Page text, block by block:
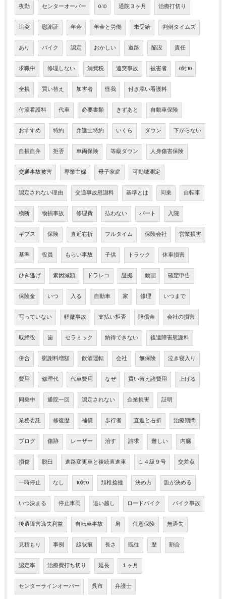
夜勤 センターオーバー 0:10 通院３ヶ月 治療打切り
追突 慰謝証 年金 年金と労働 未受給 判例タイムズ
あり バイク 認定 おかしい 道路 陥没 責任
求職中 修理しない 消費税 追突事故 被害者 0対10
全損 買い替え 加害者 怪我 付き添い看護料
付添看護料 代車 必要書類 きずあと 自動車保険
おすすめ 特約 弁護士特約 いくら ダウン 下がらない
自損自弁 拒否 車両保険 等級ダウン 人身傷害保険
交通事故被害 専業主婦 母子家庭 可動域測定
認定されない理由 交通事故慰謝料 基準とは 同乗 自転車
横断 物損事故 修理費 払わない パート 入院
ギブス 保険 直近右折 フルタイム 保険会社 営業損害
基準 役員 もらい事故 子供 トラック 休車損害
ひき逃げ 素因減額 ドラレコ 証拠 動画 確定申告
保険金 いつ 入る 自動車 家 修理 いつまで
写っていない 軽微事故 支払い拒否 賠償金 会社の損害
取締役 歯 セラミック 納得できない 後遺障害慰謝料
併合 慰謝料増額 飲酒運転 会社 無保険 泣き寝入り
費用 修理代 代車費用 なぜ 買い替え諸費用 上げる
同乗中 通院一回 認定されない 企業損害 証明
業務委託 修復歴 補償 歩行者 直進と右折 治療期間
ブログ 傷跡 レーザー 治す 請求 難しい 内臓
損傷 脱臼 進路変更車と後続直進車 １４級９号 交差点
一時停止 なし 10対0 頚椎捻挫 決め方 誰が決める
いつ決まる 停止車両 追い越し ロードバイク バイク事故
後遺障害逸失利益 自転車事故 肩 任意保険 無過失
見積もり 事例 線状痕 長さ 既往 歴 割合
認定率 治療費打ち切り 延長 １ヶ月
センターラインオーバー 呉市 弁護士